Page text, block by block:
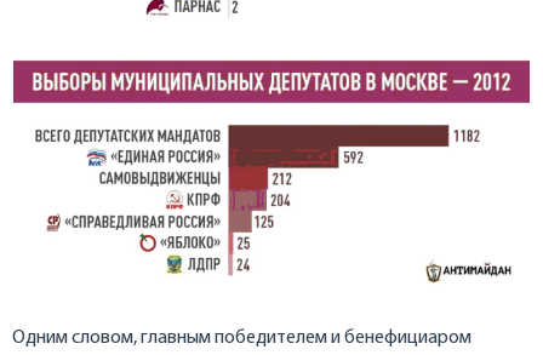
Одним словом, главным победителем и бенефициаром